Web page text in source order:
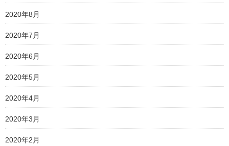
2020年8月
2020年7月
2020年6月
2020年5月
2020年4月
2020年3月
2020年2月